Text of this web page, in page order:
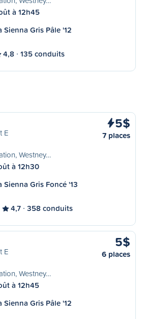
à 12h45
Sienna Gris Pâle '12
4,8 135 conduits
E
Westney…
à 12h30
5$
7 places
Sienna Gris Foncé '13
4,7 358 conduits
E
Westney…
à 12h45
5$
6 places
Sienna Gris Pâle '12